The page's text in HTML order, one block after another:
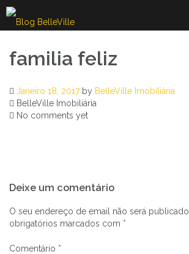
Skip
to
content
familia feliz
Janeiro 18, 2017by BelleVille Imobiliária
BelleVille Imobiliária
No comments yet
de
artigos
Deixe um comentário
O seu endereço de email não será publicado.
obrigatórios marcados com *
Comentário *